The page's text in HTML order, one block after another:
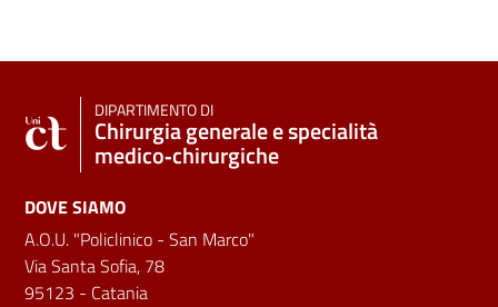
DIPARTIMENTO DI
Chirurgia generale e specialità
medico‑chirurgiche
DOVE SIAMO
A.O.U. "Policlinico - San Marco"
Via Santa Sofia, 78
95123 - Catania